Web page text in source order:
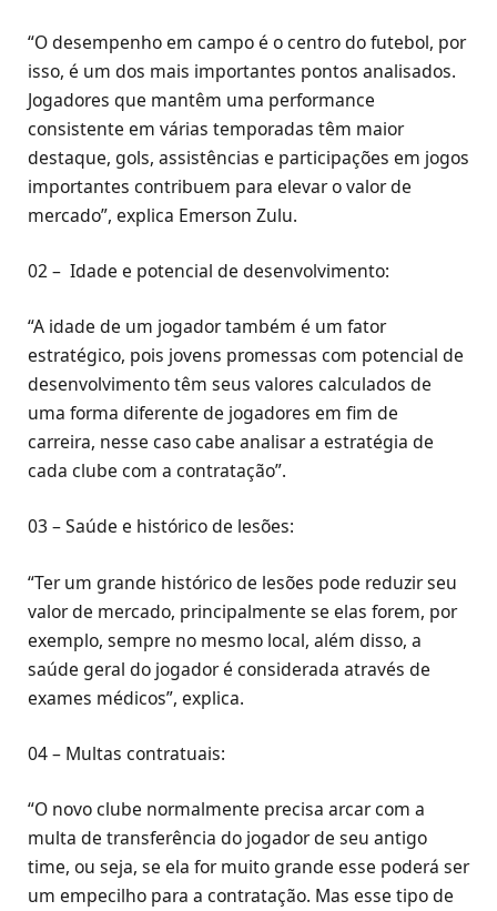
“O desempenho em campo é o centro do futebol, por
isso, é um dos mais importantes pontos analisados.
Jogadores que mantêm uma performance
consistente em várias temporadas têm maior
destaque, gols, assistências e participações em jogos
importantes contribuem para elevar o valor de
mercado”, explica Emerson Zulu.
02 – Idade e potencial de desenvolvimento:
“A idade de um jogador também é um fator
estratégico, pois jovens promessas com potencial de
desenvolvimento têm seus valores calculados de
uma forma diferente de jogadores em fim de
carreira, nesse caso cabe analisar a estratégia de
cada clube com a contratação”.
03 – Saúde e histórico de lesões:
“Ter um grande histórico de lesões pode reduzir seu
valor de mercado, principalmente se elas forem, por
exemplo, sempre no mesmo local, além disso, a
saúde geral do jogador é considerada através de
exames médicos”, explica.
04 – Multas contratuais:
“O novo clube normalmente precisa arcar com a
multa de transferência do jogador de seu antigo
time, ou seja, se ela for muito grande esse poderá ser
um empecilho para a contratação. Mas esse tipo de